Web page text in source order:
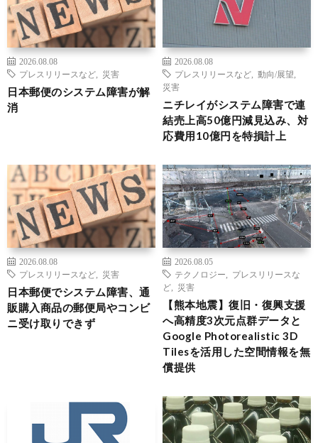
2026.08.08
プレスリリースなど
災害
日本郵便のシステム障害が解
消
2026.08.08
プレスリリースなど
動向/展望
災害
ニチレイがシステム障害で連
結売上高50億円減見込み、対
応費用10億円を特損計上
2026.08.08
プレスリリースなど
災害
日本郵便でシステム障害、通
販購入商品の郵便局やコンビ
ニ受け取りできず
2026.08.05
テクノロジー
プレスリリースな
ど
災害
【熊本地震】復旧・復興支援
へ高精度3次元点群データと
Google Photorealistic 3D
Tilesを活用した空間情報を無
償提供